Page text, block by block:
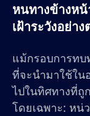
หนทางข้างห
เฝ้าระวังอย่าง
แม้กรอบการท
ที่จะนำมาใช้ใน
ไปในทิศทางที่
โดยเฉพาะ: หน่